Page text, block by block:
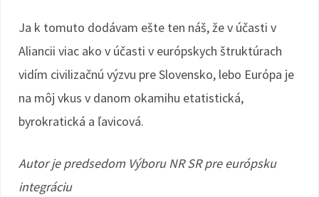
Ja k tomuto dodávam ešte ten náš, že v účasti v
Aliancii viac ako v účasti v európskych štruktúrach
vidím civilizačnú výzvu pre Slovensko, lebo Európa je
na môj vkus v danom okamihu etatistická,
byrokratická a ľavicová.
Autor je predsedom Výboru NR SR pre európsku
integráciu